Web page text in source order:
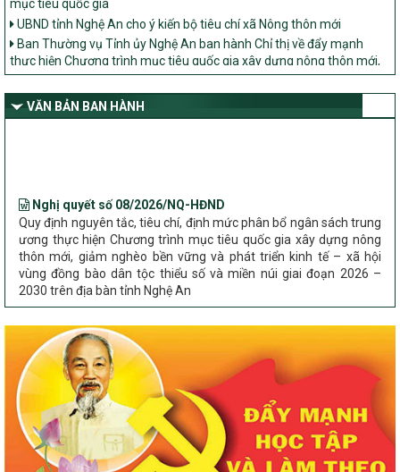
UBND tỉnh Nghệ An cho ý kiến bộ tiêu chí xã Nông thôn mới
Ban Thường vụ Tỉnh ủy Nghệ An ban hành Chỉ thị về đẩy mạnh
thực hiện Chương trình mục tiêu quốc gia xây dựng nông thôn mới,
giảm nghèo bền vững và phát triển kinh tế – xã hội vùng đồng bào
Nghệ An
Bộ Dân tộc và Tôn giáo làm việc với UBND tỉnh về tình hình thực
VĂN BẢN BAN HÀNH
Quy định nguyên tắc, tiêu chí, định mức phân bổ ngân sách trung
ương thực hiện Chương trình mục tiêu quốc gia xây dựng nông
thôn mới, giảm nghèo bền vững và phát triển kinh tế – xã hội
vùng đồng bào dân tộc thiểu số và miền núi giai đoạn 2026 –
2030 trên địa bàn tỉnh Nghệ An
Chỉ Thị số 22-CT/TU
nông thôn mới, giảm nghèo bền vững và phát triển kinh tế – xã
hội vùng đồng bào dân tộc thiểu số và miền núi giai đoạn 2026 –
2030 trên địa bàn tỉnh Nghệ An
Quyết định số 2490/QĐ-UBND
Về việc thành lập Ban Chỉ đạo Chương trình mục tiều quốc gia xây
dựng nông thôn mới, giảm nghèo bền vững và phát triển kinh tế –
xã hội vùng đồng bào dân tộc thiểu số và miền núi giai đoạn 2026
-2030 tỉnh Nghệ An